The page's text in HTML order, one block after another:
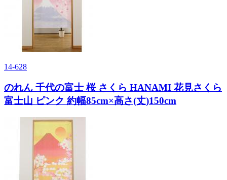
14-628
のれん 千代の富士 桜 さくら HANAMI 花見さくら
富士山 ピンク 約幅85cm×高さ(丈)150cm